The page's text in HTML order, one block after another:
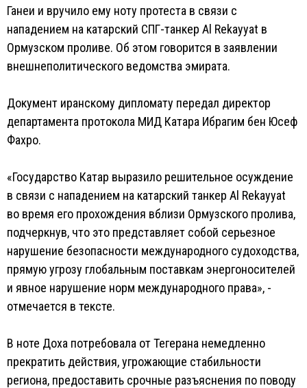
Ганеи и вручило ему ноту протеста в связи с
нападением на катарский СПГ-танкер Al Rekayyat в
Ормузском проливе. Об этом говорится в заявлении
внешнеполитического ведомства эмирата.
Документ иранскому дипломату передал директор
департамента протокола МИД Катара Ибрагим бен Юсеф
Фахро.
«Государство Катар выразило решительное осуждение
в связи с нападением на катарский танкер Al Rekayyat
во время его прохождения вблизи Ормузского пролива,
подчеркнув, что это представляет собой серьезное
нарушение безопасности международного судоходства,
прямую угрозу глобальным поставкам энергоносителей
и явное нарушение норм международного права», -
отмечается в тексте.
В ноте Доха потребовала от Тегерана немедленно
прекратить действия, угрожающие стабильности
региона, предоставить срочные разъяснения по поводу